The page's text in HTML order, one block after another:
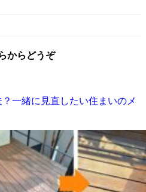
からどうぞ
一緒に見直したい住まいのメ